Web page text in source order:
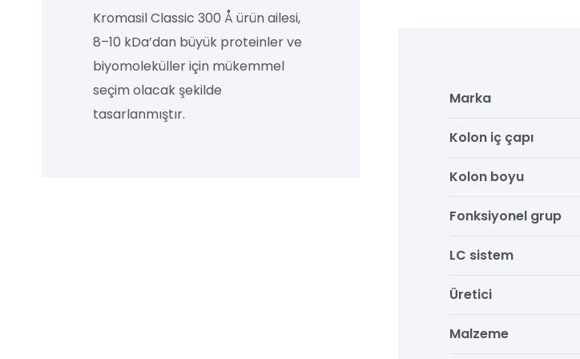
Kromasil Classic 300 Å ürün ailesi,
8–10 kDa’dan büyük proteinler ve
biyomoleküller için mükemmel
seçim olacak şekilde
tasarlanmıştır.
Marka
Kolon iç çapı
Kolon boyu
Fonksiyonel grup
LC sistem
Üretici
Malzeme